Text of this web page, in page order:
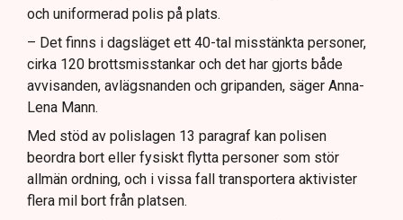
och uniformerad polis på plats.
– Det finns i dagsläget ett 40-tal misstänkta personer,
cirka 120 brottsmisstankar och det har gjorts både
avvisanden, avlägsnanden och gripanden, säger Anna-
Lena Mann.
Med stöd av polislagen 13 paragraf kan polisen
beordra bort eller fysiskt flytta personer som stör
allmän ordning, och i vissa fall transportera aktivister
flera mil bort från platsen.